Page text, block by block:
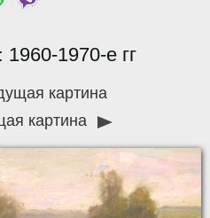
: 1960-1970-е гг
картина
картина